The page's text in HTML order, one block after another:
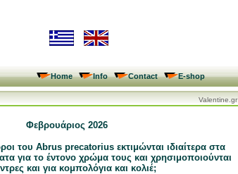
Home Info Contact E-shop
Valentine.gr
Φεβρουάριος 2026
του Abrus precatorius εκτιμώνται ιδιαίτερα στα
για το έντονο χρώμα τους και χρησιμοποιούνται
και για κομπολόγια και κολιέ;